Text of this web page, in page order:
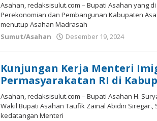
Asahan, redaksisulut.com – Bupati Asahan yang
Perekonomian dan Pembangunan Kabupaten
menutup Asahan Madrasah
Sumut/Asahan
Desember 19, 2024
Kunjungan Kerja Menteri
Permasyarakatan RI di
Asahan, redaksisulut.com – Bupati Asahan H.
Wakil Bupati Asahan Taufik Zainal Abidin Siregar.,
kedatangan Menteri